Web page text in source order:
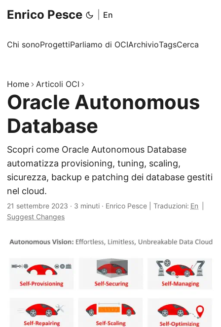
Enrico Pesce En
Chi sonoProgettiParliamo di OCIArchivioTagsCerca
Home Articoli OCI
Oracle Autonomous
Database
Scopri come Oracle Autonomous Database
automatizza provisioning, tuning, scaling,
sicurezza, backup e patching dei database gestiti
nel cloud.
21 settembre 2023 · 3 minuti · Enrico Pesce Traduzioni: En
Suggest Changes